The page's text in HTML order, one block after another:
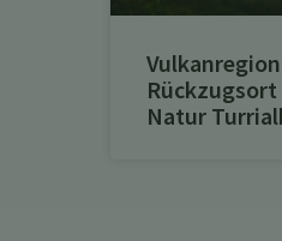
Vulkanregion
Rückzugsort
Natur